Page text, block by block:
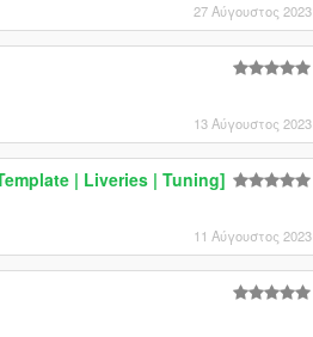
27 Αύγουστος 2023
13 Αύγουστος 2023
| Liveries | Tuning]
11 Αύγουστος 2023